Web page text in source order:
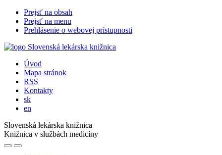
Prejsť na obsah
Prejsť na menu
Prehlásenie o webovej prístupnosti
Úvod
Mapa stránok
RSS
Kontakty
sk
en
Slovenská lekárska knižnica
Knižnica v službách medicíny